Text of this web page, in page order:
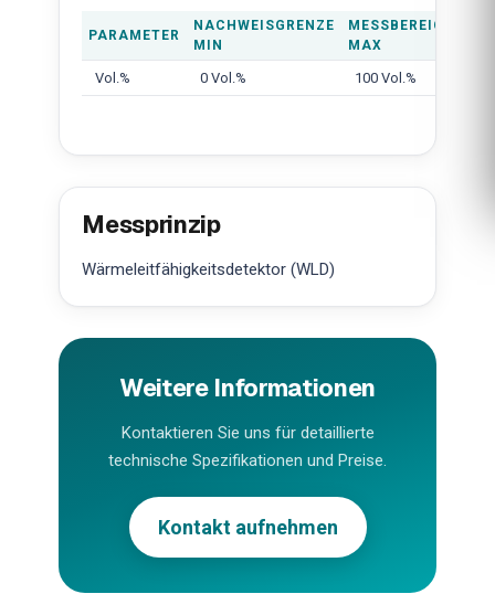
PARAMETER
NACHWEISGRENZE
MIN
MESSBEREICH
MAX
Vol.% 0 Vol.% 100 Vol.%
Messprinzip
Wärmeleitfähigkeitsdetektor (WLD)
Weitere Informationen
Kontaktieren Sie uns für detaillierte
technische Spezifikationen und Preise.
Kontakt aufnehmen